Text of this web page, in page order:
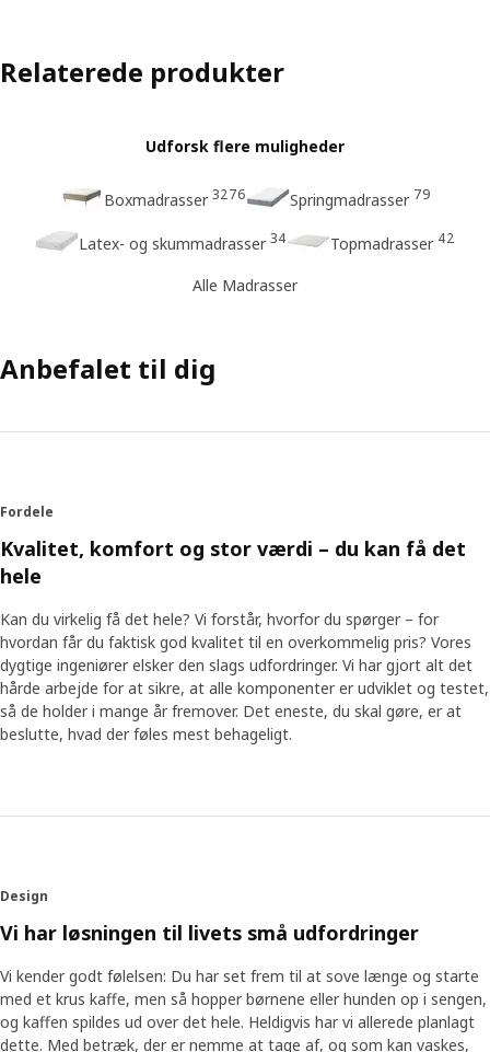
Relaterede produkter
Udforsk flere muligheder
Boxmadrasser 3276 Springmadrasser 79
Latex- og skummadrasser 34 Topmadrasser 42
Alle Madrasser
Anbefalet til dig
Fordele
Kvalitet, komfort og stor værdi – du kan få det
hele
Kan du virkelig få det hele? Vi forstår, hvorfor du spørger – for
hvordan får du faktisk god kvalitet til en overkommelig pris? Vores
dygtige ingeniører elsker den slags udfordringer. Vi har gjort alt det
hårde arbejde for at sikre, at alle komponenter er udviklet og testet,
så de holder i mange år fremover. Det eneste, du skal gøre, er at
beslutte, hvad der føles mest behageligt.
Design
Vi har løsningen til livets små udfordringer
Vi kender godt følelsen: Du har set frem til at sove længe og starte
med et krus kaffe, men så hopper børnene eller hunden op i sengen,
og kaffen spildes ud over det hele. Heldigvis har vi allerede planlagt
dette. Med betræk, der er nemme at tage af, og som kan vaskes,